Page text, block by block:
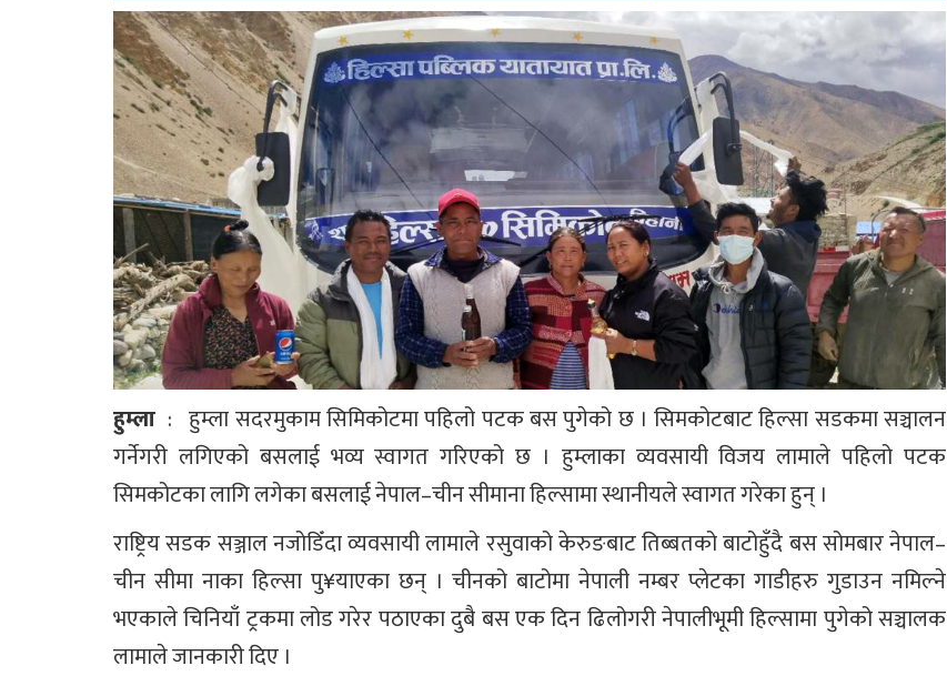
हुम्ला : हुम्ला सदरमुकाम सिमिकोटमा पहिलो पटक बस पुगेको छ । सिमकोटबाट हिल्सा सडकमा सञ्चालन
गर्नेगरी लगिएको बसलाई भव्य स्वागत गरिएको छ । हुम्लाका व्यवसायी विजय लामाले पहिलो पटक
सिमकोटका लागि लगेका बसलाई नेपाल–चीन सीमाना हिल्सामा स्थानीयले स्वागत गरेका हुन् ।
राष्ट्रिय सडक सञ्जाल नजोडिँदा व्यवसायी लामाले रसुवाको केरुङबाट तिब्बतको बाटोहुँदै बस सोमबार नेपाल–
चीन सीमा नाका हिल्सा पु¥याएका छन् । चीनको बाटोमा नेपाली नम्बर प्लेटका गाडीहरु गुडाउन नमिल्ने
भएकाले चिनियाँ ट्रकमा लोड गरेर पठाएका दुबै बस एक दिन ढिलोगरी नेपालीभूमी हिल्सामा पुगेको सञ्चालक
लामाले जानकारी दिए ।